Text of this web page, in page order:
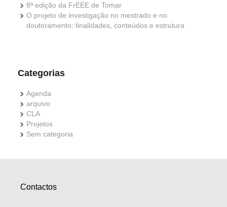
8ª edição da FrEEE de Tomar
O projeto de investigação no mestrado e no
doutoramento: finalidades, conteúdos e estrutura
Categorias
Agenda
arquivo
CLA
Projetos
Sem categoria
Contactos